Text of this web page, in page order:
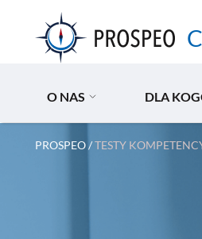
O NAS DLA
PROSPEO/TESTY